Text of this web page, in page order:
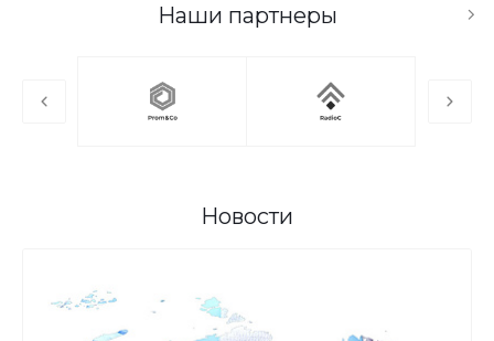
Наши партнеры
Новости